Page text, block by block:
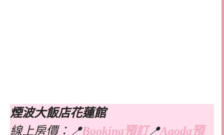
煙波大飯店花蓮館
線上房價：📍Booking預訂📍Agoda預